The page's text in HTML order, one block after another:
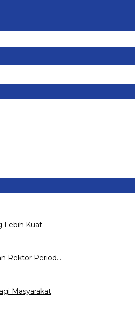
Lebih Kuat
Rektor Period…
Masyarakat